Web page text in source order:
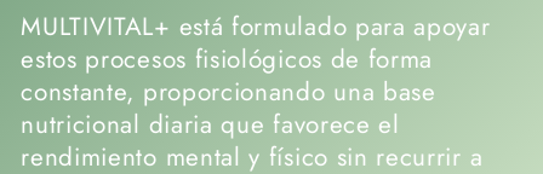
MULTIVITAL+ está formulado para apoyar
estos procesos fisiológicos de forma
constante, proporcionando una base
nutricional diaria que favorece el
rendimiento mental y físico sin recurrir a